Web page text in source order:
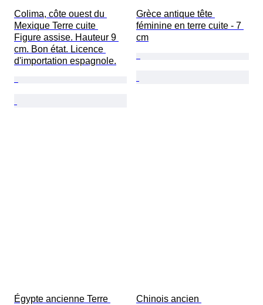
Colima, côte ouest du
Mexique Terre cuite
Figure assise. Hauteur 9
cm. Bon état. Licence
d'importation espagnole.
Grèce antique tête
féminine en terre cuite - 7
cm
Égypte ancienne Terre
Chinois ancien